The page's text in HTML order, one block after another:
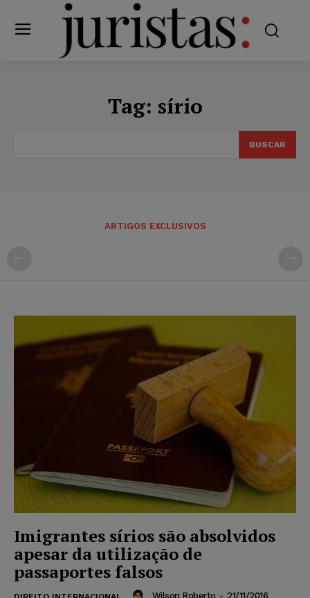
Tag: sírio
BUSCAR
ARTIGOS EXCLUSIVOS
Imigrantes sírios são absolvidos
apesar da utilização de
passaportes falsos
Wilson Roberto - 21/11/2016